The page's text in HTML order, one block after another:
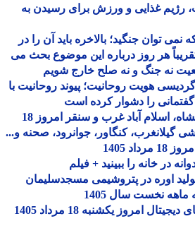
غذایی و ورزش برای رسیدن به
جنگید؛ بالاخره باید آن را در
هر روز درباره این موضوع بحث می
نه جنگ و نه صلح خارج شویم
هویت روحانیت؛ پیوند روحانیت با
را دشوار کرده است
جدول قطعی برق کرمانشاه، اسلام آباد غرب و سنقر امروز 18
خانه را ببینید + فیلم
اوره در پتروشیمی مسجدسلیمان
نخست سال 1405
قیمت بیت کوین و ارز های دیجیتال امروز یکشنبه 18 مرداد 1405